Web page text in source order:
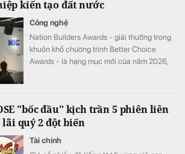
kiến tạo đất nước
Công nghệ
Nation Builders Awards - giải thưởng trong
khuôn khổ chương trình Better Choice
Awards - là hạng mục mới của năm 2026,
"bốc đầu" kịch trần 5 phiên liên
quý 2 đột biến
Tài chính